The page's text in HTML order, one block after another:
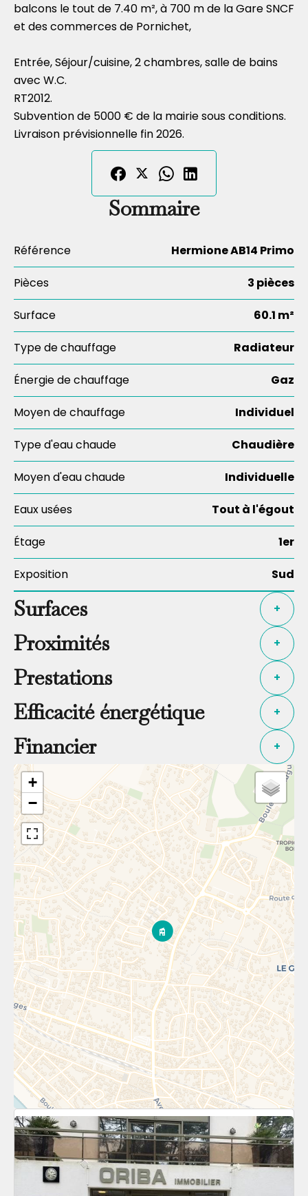
balcons le tout de 7.40 m², à 700 m de la Gare SNCF
et des commerces de Pornichet,
Entrée, Séjour/cuisine, 2 chambres, salle de bains
avec W.C.
RT2012.
Subvention de 5000 € de la mairie sous conditions.
Livraison prévisionnelle fin 2026.
Sommaire
Référence Hermione AB14 Primo
Pièces 3 pièces
Surface 60.1 m²
Type de chauffage Radiateur
Énergie de chauffage Gaz
Moyen de chauffage Individuel
Type d'eau chaude Chaudière
Moyen d'eau chaude Individuelle
Eaux usées Tout à l'égout
Étage 1er
Exposition Sud
Surfaces +
Proximités +
Prestations +
Efficacité énergétique +
Financier +
+
−